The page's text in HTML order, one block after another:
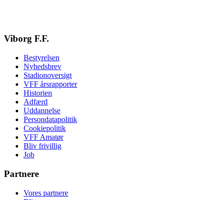
Viborg F.F.
Bestyrelsen
Nyhedsbrev
Stadionoversigt
VFF årsrapporter
Historien
Adfærd
Uddannelse
Persondatapolitik
Cookiepolitik
VFF Amatør
Bliv frivillig
Job
Partnere
Vores partnere